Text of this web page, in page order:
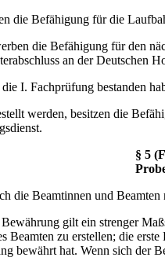
Befähigung für die
die Befähigung für den
an der Deutschen
I. Fachprüfung bestanden
werden, besitzen die
§ 5
die Beamtinnen und
gilt ein strenger
zu erstellen; die
hat. Wenn sich der